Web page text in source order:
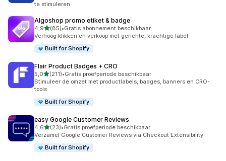
te stimuleren
Algoshop promo etiket & badge
4,9van 5 sterren
(85)
85 recensies in totaal
•Gratis abonnement beschikbaar
Verhoog klikken en verkoop met gerichte, krachtige label
Built for Shopify
Flair Product Badges + CRO
5,0van 5 sterren
(211)
211 recensies in totaal
•Gratis proefperiode beschikbaar
Stimuleer de omzet met productlabels, badges, banners en CRO-
tools
Built for Shopify
easy Google Customer Reviews
4,6van 5 sterren
(23)
23 recensies in totaal
•Gratis proefperiode beschikbaar
Verzamel Google Customer Reviews via Checkout Extensibility
Built for Shopify